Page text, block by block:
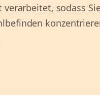
verarbeitet, sodass